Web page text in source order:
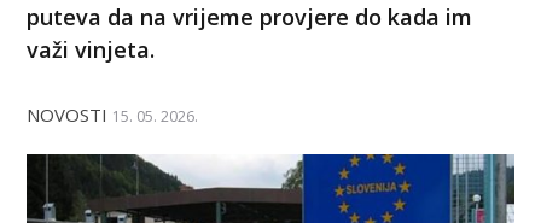
puteva da na vrijeme provjere do kada im
važi vinjeta.
NOVOSTI 15. 05. 2026.